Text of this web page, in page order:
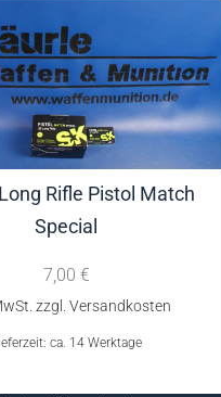
Rifle Pistol Match
Special
7,00 €
ca. 14 Werktage